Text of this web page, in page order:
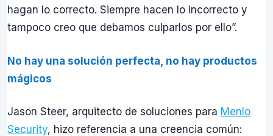
hagan lo correcto. Siempre hacen lo incorrecto y
tampoco creo que debamos culparlos por ello”.
No hay una solución perfecta, no hay productos
mágicos
Jason Steer, arquitecto de soluciones para Menlo
Security, hizo referencia a una creencia común: